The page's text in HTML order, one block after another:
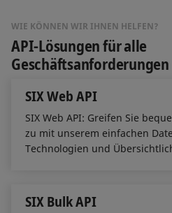
WIE KÖNNEN WIR IHNEN HELFEN?
API-Lösungen für alle
Geschäftsanforderungen
SIX Web API
SIX Web API: Greifen Sie
zu mit unserem einfachen
Technologien und
SIX Bulk API